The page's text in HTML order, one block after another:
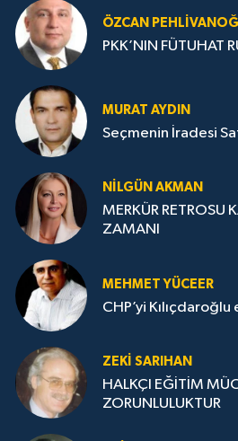
ÖZCAN
PKK’NIN FÜTUHAT
MURAT AYDIN
Seçmenin İradesi
NILGÜN AKMAN
MERKÜR RETROSU
ZAMANI
MEHMET YÜCEER
CHP’yi
ZEKI SARIHAN
HALKÇI EĞİTİM
ZORUNLULUKTUR